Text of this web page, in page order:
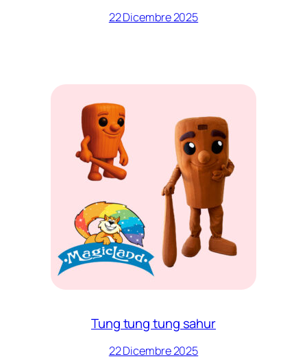
22 Dicembre 2025
Tung tung tung sahur
22 Dicembre 2025